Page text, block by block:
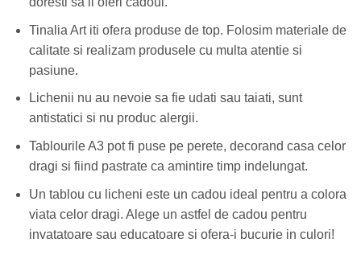
Tinalia Art iti ofera produse de top. Folosim materiale de
calitate si realizam produsele cu multa atentie si
pasiune.
Lichenii nu au nevoie sa fie udati sau taiati, sunt
antistatici si nu produc alergii.
Tablourile A3 pot fi puse pe perete, decorand casa celor
dragi si fiind pastrate ca amintire timp indelungat.
Un tablou cu licheni este un cadou ideal pentru a colora
viata celor dragi. Alege un astfel de cadou pentru
invatatoare sau educatoare si ofera-i bucurie in culori!